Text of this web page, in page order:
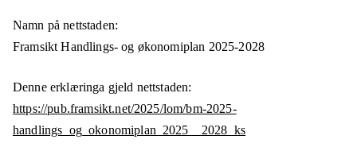
Namn på nettstaden:
Framsikt Handlings- og økonomiplan 2025-2028
Denne erklæringa gjeld nettstaden:
https://pub.framsikt.net/2025/lom/bm-2025-
handlings_og_okonomiplan_2025__2028_ks